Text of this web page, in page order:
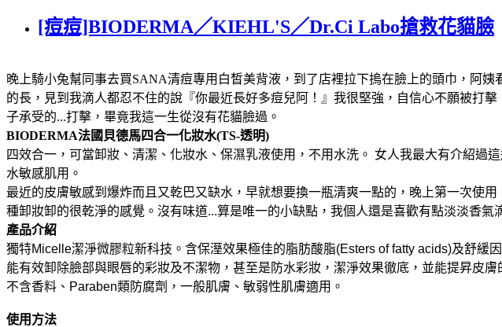
[痘痘]BIODERMA／KIEHL'S／Dr.Ci Labo搶救花貓臉
晚上騎小兔幫同事去買SANA清痘專用白皙美背液，到了店裡拉下摀在臉上的頭巾，阿
的長，見到我滴人都忍不住的說『你最近長好多痘兒阿！』我很堅強，自信心不願被打
子承受的...打擊，畢竟我這一生從沒有花貓臉過。
BIODERMA法國貝德馬四合一化妝水(TS-透明)
四效合一，可當卸妝、清潔、化妝水、保濕乳液使用，不用水洗。 女人我最大有介紹過
水敏感肌用。
最近的皮膚敏感到爆炸而且又乾巴又缺水，早就想要換一瓶清爽一點的，晚上第一次使
種卸妝卸的很乾淨的感覺。沒有味道...算是唯一的小缺點，我個人還是喜歡有點淡淡香氣
產品介紹
獨特Micelle潔淨微膠粒新科技。含保溼效果極佳的脂肪酸脂(Esters of fatty acids)及舒緩
能有效卸除臉部與眼唇的彩妝及不潔物，甚至是防水彩妝，潔淨效果徹底，並能提昇皮
不含香料、Paraben類防腐劑，一般肌膚、敏弱性肌膚適用。
使用方法